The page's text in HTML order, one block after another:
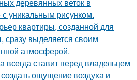
уникальным рисунком.
квартиры, созданной для
сразу выделяется своим
атмосферой.
всегда ставит перед владельцем
ощущение воздуха и